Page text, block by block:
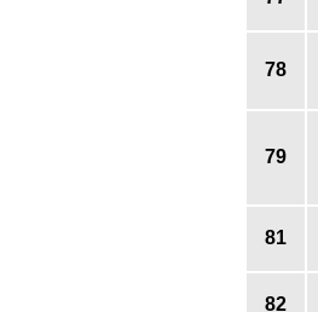
78
79
81
82